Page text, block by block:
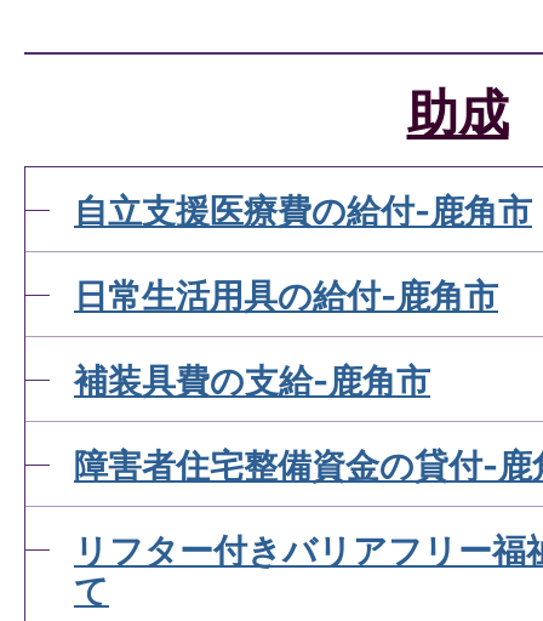
助成
自立支援医療費の給付-鹿角市
日常生活用具の給付-鹿角市
補装具費の支給-鹿角市
障害者住宅整備資金の貸付-鹿
リフター付きバリアフリー福
て